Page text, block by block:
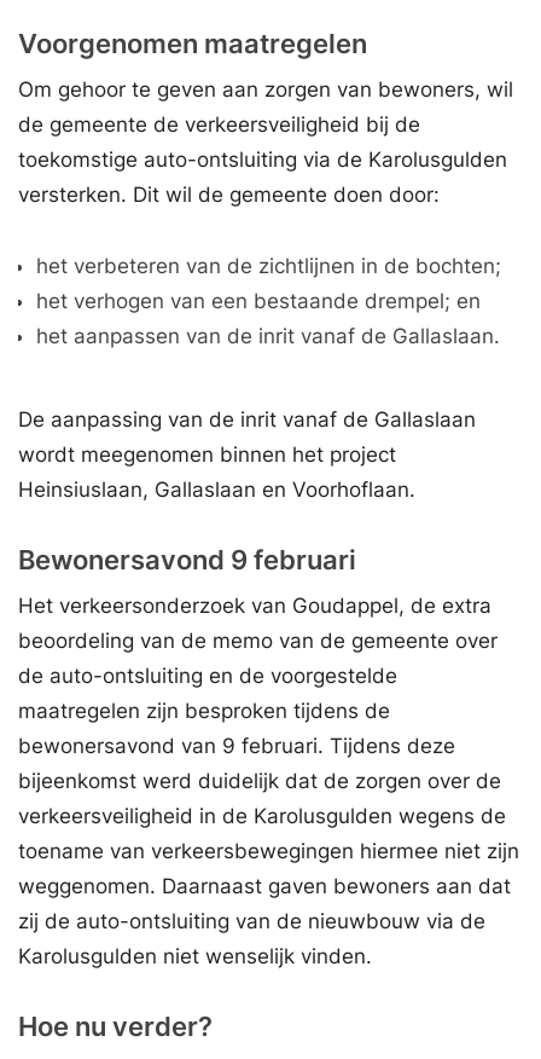
Voorgenomen maatregelen
Om gehoor te geven aan zorgen van bewoners, wil
de gemeente de verkeersveiligheid bij de
toekomstige auto-ontsluiting via de Karolusgulden
versterken. Dit wil de gemeente doen door:
het verbeteren van de zichtlijnen in de bochten;
het verhogen van een bestaande drempel; en
het aanpassen van de inrit vanaf de Gallaslaan.
De aanpassing van de inrit vanaf de Gallaslaan
wordt meegenomen binnen het project
Heinsiuslaan, Gallaslaan en Voorhoflaan.
Bewonersavond 9 februari
Het verkeersonderzoek van Goudappel, de extra
beoordeling van de memo van de gemeente over
de auto-ontsluiting en de voorgestelde
maatregelen zijn besproken tijdens de
bewonersavond van 9 februari. Tijdens deze
bijeenkomst werd duidelijk dat de zorgen over de
verkeersveiligheid in de Karolusgulden wegens de
toename van verkeersbewegingen hiermee niet zijn
weggenomen. Daarnaast gaven bewoners aan dat
zij de auto-ontsluiting van de nieuwbouw via de
Karolusgulden niet wenselijk vinden.
Hoe nu verder?